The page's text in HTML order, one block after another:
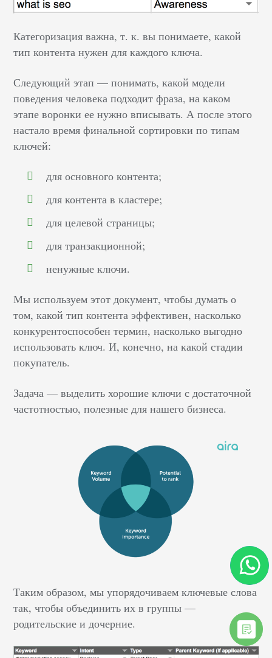
Категоризация важна, т. к. вы понимаете, какой
тип контента нужен для каждого ключа.
Следующий этап — понимать, какой модели
поведения человека подходит фраза, на каком
этапе воронки ее нужно вписывать. А после этого
настало время финальной сортировки по типам
ключей:
для основного контента;
для контента в кластере;
для целевой страницы;
для транзакционной;
ненужные ключи.
Мы используем этот документ, чтобы думать о
том, какой тип контента эффективен, насколько
конкурентоспособен термин, насколько выгодно
использовать ключ. И, конечно, на какой стадии
покупатель.
Задача — выделить хорошие ключи с достаточной
частотностью, полезные для нашего бизнеса.
Таким образом, мы упорядочиваем ключевые слова
так, чтобы объединить их в группы —
родительские и дочерние.